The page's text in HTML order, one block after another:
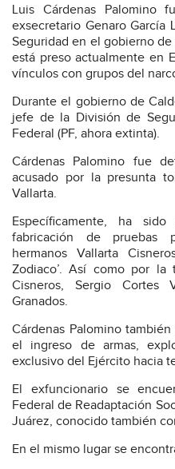
Luis Cárdenas Palomino
exsecretario Genaro García
Seguridad en el gobierno
está preso actualmente en
vínculos con grupos del
Durante el gobierno de
jefe de la División de
Federal (PF, ahora extinta).
Cárdenas Palomino fue
acusado por la presunta
Vallarta.
Específicamente, ha
fabricación de pruebas
hermanos Vallarta
Zodiaco’. Así como por la
Cisneros, Sergio Cortes
Granados.
Cárdenas Palomino
el ingreso de armas,
exclusivo del Ejército hacia
El exfuncionario se
Federal de Readaptación
Juárez, conocido también
En el mismo lugar se